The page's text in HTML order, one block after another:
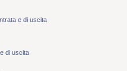
e di uscita
di uscita